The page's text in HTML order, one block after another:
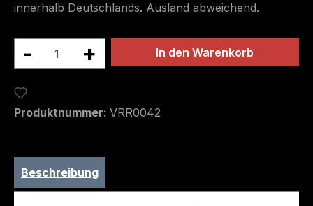
innerhalb Deutschlands. Ausland abweichend.
Produkt Anzahl: Gib denIn den Warenkorb
Produktnummer: VRR0042
Beschreibung